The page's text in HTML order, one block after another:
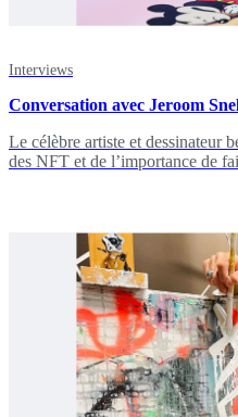
Interviews
Conversation avec Jeroom
Le célèbre artiste et dessinateur
des NFT et de l’importance de